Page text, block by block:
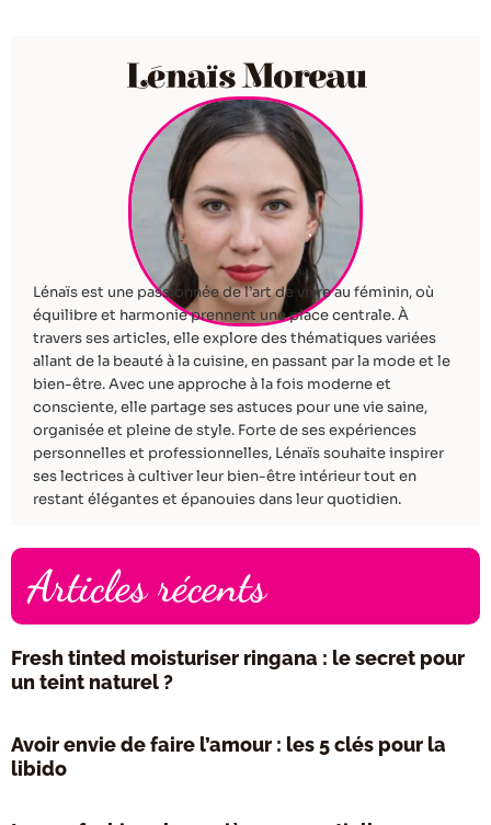
Lénaïs Moreau
Lénaïs est une passionnée de l’art de vivre au féminin, où
équilibre et harmonie prennent une place centrale. À
travers ses articles, elle explore des thématiques variées
allant de la beauté à la cuisine, en passant par la mode et le
bien-être. Avec une approche à la fois moderne et
consciente, elle partage ses astuces pour une vie saine,
organisée et pleine de style. Forte de ses expériences
personnelles et professionnelles, Lénaïs souhaite inspirer
ses lectrices à cultiver leur bien-être intérieur tout en
restant élégantes et épanouies dans leur quotidien.
Articles récents
Fresh tinted moisturiser ringana : le secret pour
un teint naturel ?
Avoir envie de faire l’amour : les 5 clés pour la
libido